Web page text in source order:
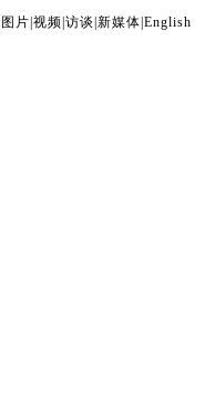
图片 视频 访谈 新媒体 English